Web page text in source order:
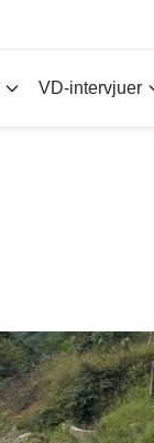
VD-intervjuer